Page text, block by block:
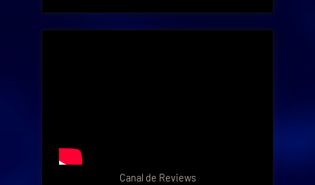
Canal de Reviews